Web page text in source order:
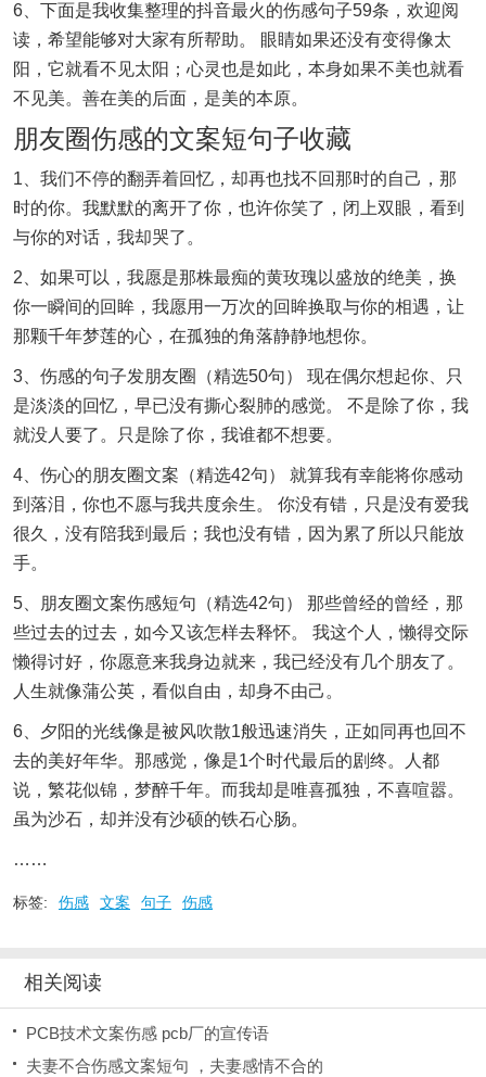
6、下面是我收集整理的抖音最火的伤感句子59条，欢迎阅
读，希望能够对大家有所帮助。 眼睛如果还没有变得像太
阳，它就看不见太阳；心灵也是如此，本身如果不美也就看
不见美。善在美的后面，是美的本原。
朋友圈伤感的文案短句子收藏
1、我们不停的翻弄着回忆，却再也找不回那时的自己，那
时的你。我默默的离开了你，也许你笑了，闭上双眼，看到
与你的对话，我却哭了。
2、如果可以，我愿是那株最痴的黄玫瑰以盛放的绝美，换
你一瞬间的回眸，我愿用一万次的回眸换取与你的相遇，让
那颗千年梦莲的心，在孤独的角落静静地想你。
3、伤感的句子发朋友圈（精选50句） 现在偶尔想起你、只
是淡淡的回忆，早已没有撕心裂肺的感觉。 不是除了你，我
就没人要了。只是除了你，我谁都不想要。
4、伤心的朋友圈文案（精选42句） 就算我有幸能将你感动
到落泪，你也不愿与我共度余生。 你没有错，只是没有爱我
很久，没有陪我到最后；我也没有错，因为累了所以只能放
手。
5、朋友圈文案伤感短句（精选42句） 那些曾经的曾经，那
些过去的过去，如今又该怎样去释怀。 我这个人，懒得交际
懒得讨好，你愿意来我身边就来，我已经没有几个朋友了。
人生就像蒲公英，看似自由，却身不由己。
6、夕阳的光线像是被风吹散1般迅速消失，正如同再也回不
去的美好年华。那感觉，像是1个时代最后的剧终。人都
说，繁花似锦，梦醉千年。而我却是唯喜孤独，不喜喧嚣。
虽为沙石，却并没有沙硕的铁石心肠。
……
标签: 伤感 文案 句子 伤感
相关阅读
PCB技术文案伤感 pcb厂的宣传语
夫妻不合伤感文案短句 ，夫妻感情不合的